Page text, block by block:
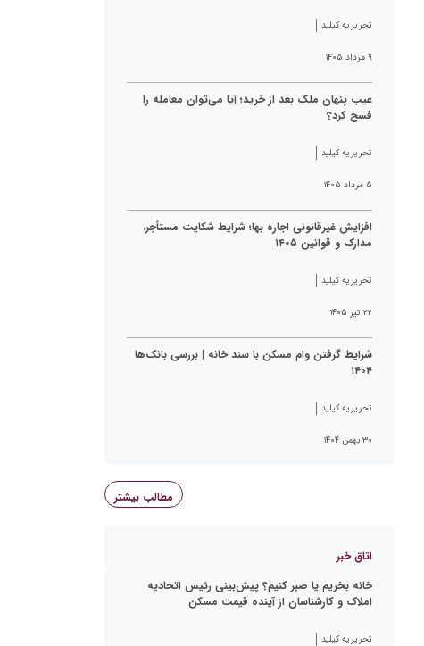
تحریریه کیلید
۹ مرداد ۱۴۰۵
عیب پنهان ملک بعد از خرید؛ آیا می‌توان معامله را
فسخ کرد؟
تحریریه کیلید
۵ مرداد ۱۴۰۵
افزایش غیرقانونی اجاره بها؛ شرایط شکایت مستأجر،
مدارک و قوانین ۱۴۰۵
تحریریه کیلید
۲۲ تیر ۱۴۰۵
شرایط گرفتن وام مسکن با سند خانه | بررسی بانک‌ها
۱۴۰۴
تحریریه کیلید
۳۰ بهمن ۱۴۰۴
مطالب بیشتر
اتاق خبر
خانه بخریم یا صبر کنیم؟ پیش‌بینی رئیس اتحادیه
املاک و کارشناسان از آینده قیمت مسکن
تحریریه کیلید